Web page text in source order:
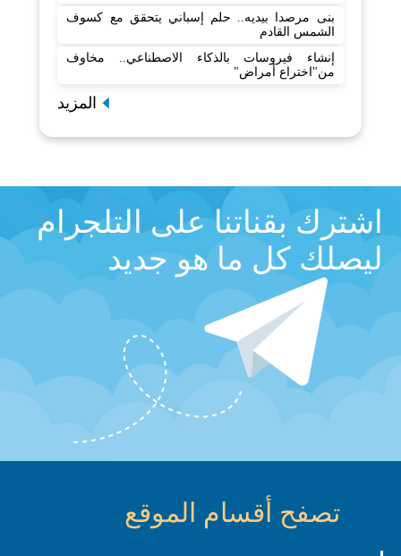
بنى مرصدا بيديه.. حلم إسباني يتحقق مع كسوف
الشمس القادم
إنشاء فيروسات بالذكاء الاصطناعي.. مخاوف
من"اختراع أمراض"
المزيد
اشترك بقناتنا على التلجرام
ليصلك كل ما هو جديد
تصفح أقسام الموقع